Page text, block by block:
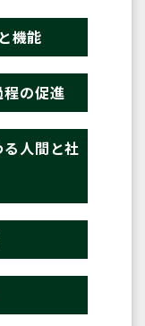
機能
の促進
人間と社